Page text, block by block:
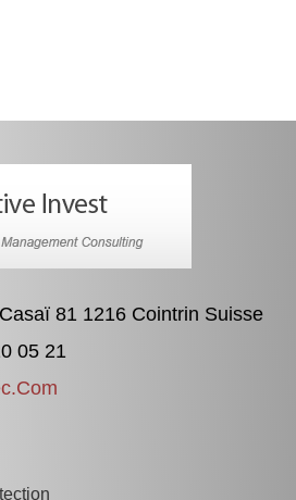
81 1216 Cointrin Suisse
05 21